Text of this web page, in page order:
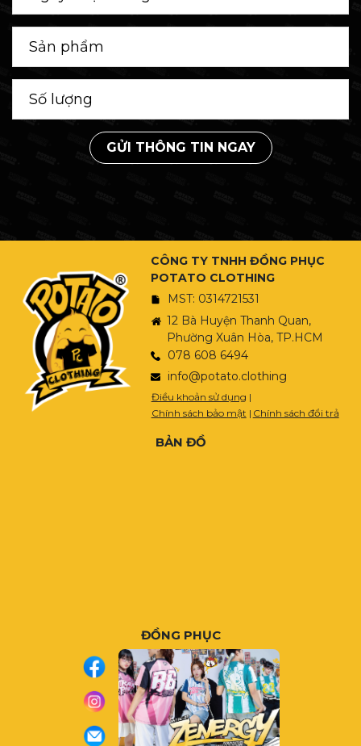
GỬI THÔNG TIN NGAY
CÔNG TY TNHH ĐỒNG PHỤC
POTATO CLOTHING
MST: 0314721531
12 Bà Huyện Thanh Quan,
Phường Xuân Hòa, TP.HCM
078 608 6494
info@potato.clothing
Điều khoản sử dụng |
Chính sách bảo mật | Chính sách đổi trả
BẢN ĐỒ
ĐỒNG PHỤC